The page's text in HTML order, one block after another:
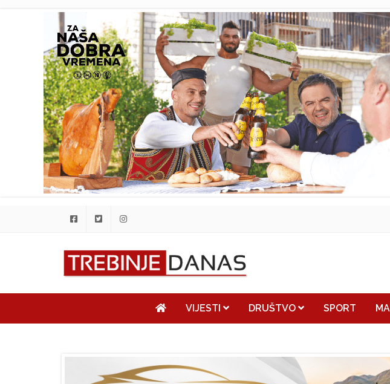
VIJESTI DRUŠTVO SPORT